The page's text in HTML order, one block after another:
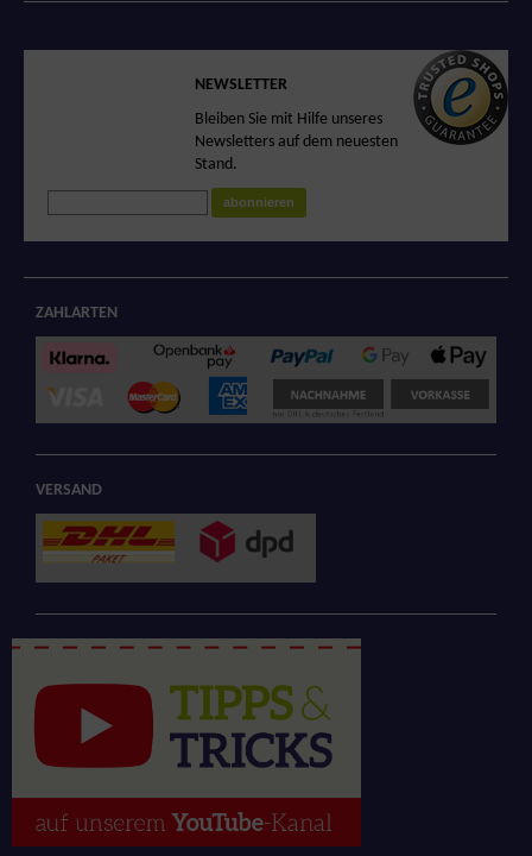
NEWSLETTER
Bleiben Sie mit Hilfe unseres
Newsletters auf dem neuesten
Stand.
abonnieren
ZAHLARTEN
VERSAND